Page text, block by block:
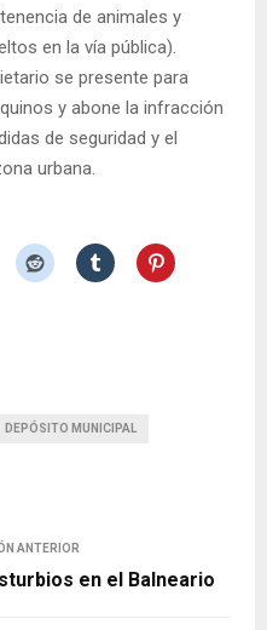
de animales y
en la vía pública).
se presente para
y abone la infracción
de seguridad y el
urbana.
DEPÓSITO MUNICIPAL
ANTERIOR
en el Balneario